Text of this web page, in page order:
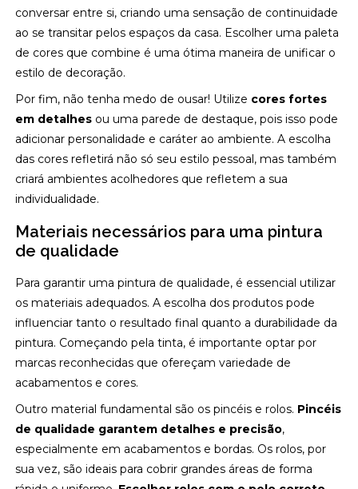
conversar entre si, criando uma sensação de continuidade
ao se transitar pelos espaços da casa. Escolher uma paleta
de cores que combine é uma ótima maneira de unificar o
estilo de decoração.
Por fim, não tenha medo de ousar! Utilize cores fortes
em detalhes ou uma parede de destaque, pois isso pode
adicionar personalidade e caráter ao ambiente. A escolha
das cores refletirá não só seu estilo pessoal, mas também
criará ambientes acolhedores que refletem a sua
individualidade.
Materiais necessários para uma pintura
de qualidade
Para garantir uma pintura de qualidade, é essencial utilizar
os materiais adequados. A escolha dos produtos pode
influenciar tanto o resultado final quanto a durabilidade da
pintura. Começando pela tinta, é importante optar por
marcas reconhecidas que ofereçam variedade de
acabamentos e cores.
Outro material fundamental são os pincéis e rolos. Pincéis
de qualidade garantem detalhes e precisão,
especialmente em acabamentos e bordas. Os rolos, por
sua vez, são ideais para cobrir grandes áreas de forma